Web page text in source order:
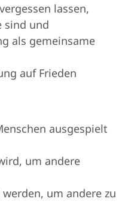
lassen,
sind und
als gemeinsame
auf Frieden
ausgespielt
um andere
um andere zu